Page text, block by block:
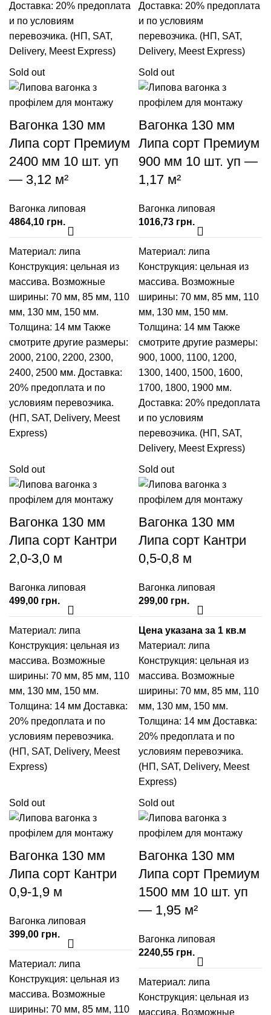
Доставка: 20% предоплата
и по условиям
перевозчика. (НП, SAT,
Delivery, Meest Express)
Доставка: 20% предоплата
и по условиям
перевозчика. (НП, SAT,
Delivery, Meest Express)
Sold out
Вагонка 130 мм
Липа сорт Премиум
2400 мм 10 шт. уп
— 3,12 м²
Вагонка липовая
грн.
Материал: липа
Конструкция: цельная из
массива. Возможные
ширины: 70 мм, 85 мм, 110
мм, 130 мм, 150 мм.
Толщина: 14 мм Также
смотрите другие размеры:
2000, 2100, 2200, 2300,
2400, 2500 мм. Доставка:
20% предоплата и по
условиям перевозчика.
(НП, SAT, Delivery, Meest
Express)
Sold out
Вагонка 130 мм
Липа сорт Премиум
900 мм 10 шт. уп —
1,17 м²
Вагонка липовая
грн.
Материал: липа
Конструкция: цельная из
массива. Возможные
ширины: 70 мм, 85 мм, 110
мм, 130 мм, 150 мм.
Толщина: 14 мм Также
смотрите другие размеры:
900, 1000, 1100, 1200,
1300, 1400, 1500, 1600,
1700, 1800, 1900 мм.
Доставка: 20% предоплата
и по условиям
перевозчика. (НП, SAT,
Delivery, Meest Express)
Sold out
Вагонка 130 мм
Липа сорт Кантри
2,0-3,0 м
Вагонка липовая
грн.
Материал: липа
Конструкция: цельная из
массива. Возможные
ширины: 70 мм, 85 мм, 110
мм, 130 мм, 150 мм.
Толщина: 14 мм Доставка:
20% предоплата и по
условиям перевозчика.
(НП, SAT, Delivery, Meest
Express)
Sold out
Вагонка 130 мм
Липа сорт Кантри
0,5-0,8 м
Вагонка липовая
грн.
Цена указана за 1 кв.м
Материал: липа
Конструкция: цельная из
массива. Возможные
ширины: 70 мм, 85 мм, 110
мм, 130 мм, 150 мм.
Толщина: 14 мм Доставка:
20% предоплата и по
условиям перевозчика.
(НП, SAT, Delivery, Meest
Express)
Sold out
Вагонка 130 мм
Липа сорт Кантри
0,9-1,9 м
Вагонка липовая
грн.
Материал: липа
Конструкция: цельная из
массива. Возможные
ширины: 70 мм, 85 мм, 110
Sold out
Вагонка 130 мм
Липа сорт Премиум
1500 мм 10 шт. уп
— 1,95 м²
Вагонка липовая
грн.
Материал: липа
Конструкция: цельная из
массива. Возможные